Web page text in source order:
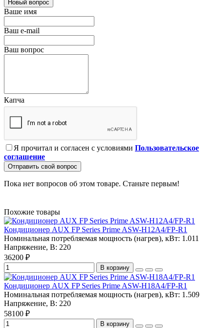
Новый вопрос
Ваше имя
Ваш e-mail
Ваш вопрос
Капча
Я прочитал и согласен с условиями Пользовательское
соглашение
Отправить свой вопрос
Пока нет вопросов об этом товаре. Станьте первым!
Похожие товары
Кондиционер AUX FP Series Prime ASW-H12A4/FP-R1
Номинальная потребляемая мощность (нагрев), кВт: 1.011
Напряжение, В: 220
36200 ₽
В корзину
Кондиционер AUX FP Series Prime ASW-H18A4/FP-R1
Номинальная потребляемая мощность (нагрев), кВт: 1.509
Напряжение, В: 220
58100 ₽
В корзину